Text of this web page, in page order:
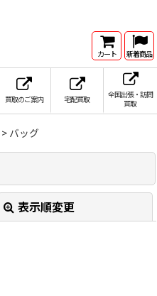
カート 新着商品
買取のご案内 宅配買取
全国出張・訪問
買取
> バッグ
表示順変更